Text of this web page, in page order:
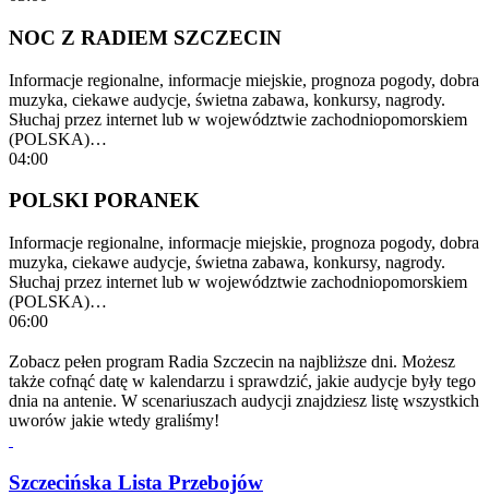
NOC Z RADIEM SZCZECIN
Informacje regionalne, informacje miejskie, prognoza pogody, dobra
muzyka, ciekawe audycje, świetna zabawa, konkursy, nagrody.
Słuchaj przez internet lub w województwie zachodniopomorskiem
(POLSKA)…
04:00
POLSKI PORANEK
Informacje regionalne, informacje miejskie, prognoza pogody, dobra
muzyka, ciekawe audycje, świetna zabawa, konkursy, nagrody.
Słuchaj przez internet lub w województwie zachodniopomorskiem
(POLSKA)…
06:00
Zobacz pełen program Radia Szczecin na najbliższe dni. Możesz
także cofnąć datę w kalendarzu i sprawdzić, jakie audycje były tego
dnia na antenie. W scenariuszach audycji znajdziesz listę wszystkich
uworów jakie wtedy graliśmy!
Szczecińska Lista Przebojów